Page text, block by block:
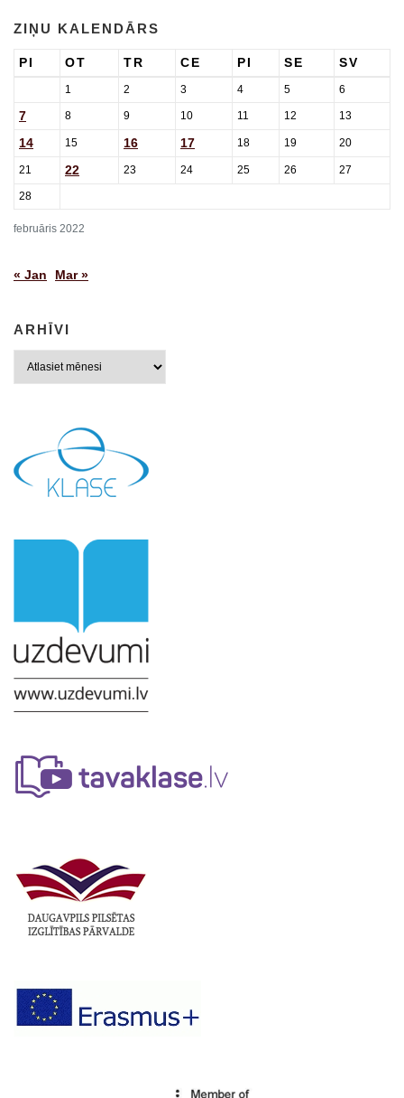
ZIŅU KALENDĀRS
februāris 2022
PI OT TR CE PI SE SV
1 2 3 4 5 6
7 8 9 10 11 12 13
14 15 16 17 18 19 20
21 22 23 24 25 26 27
28
« Jan Mar »
ARHĪVI